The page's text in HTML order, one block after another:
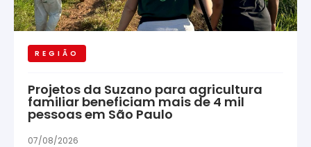
REGIÃO
Projetos da Suzano para agricultura
familiar beneficiam mais de 4 mil
pessoas em São Paulo
07/08/2026